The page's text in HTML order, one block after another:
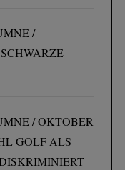
/
/ OKTOBER
GOLF ALS